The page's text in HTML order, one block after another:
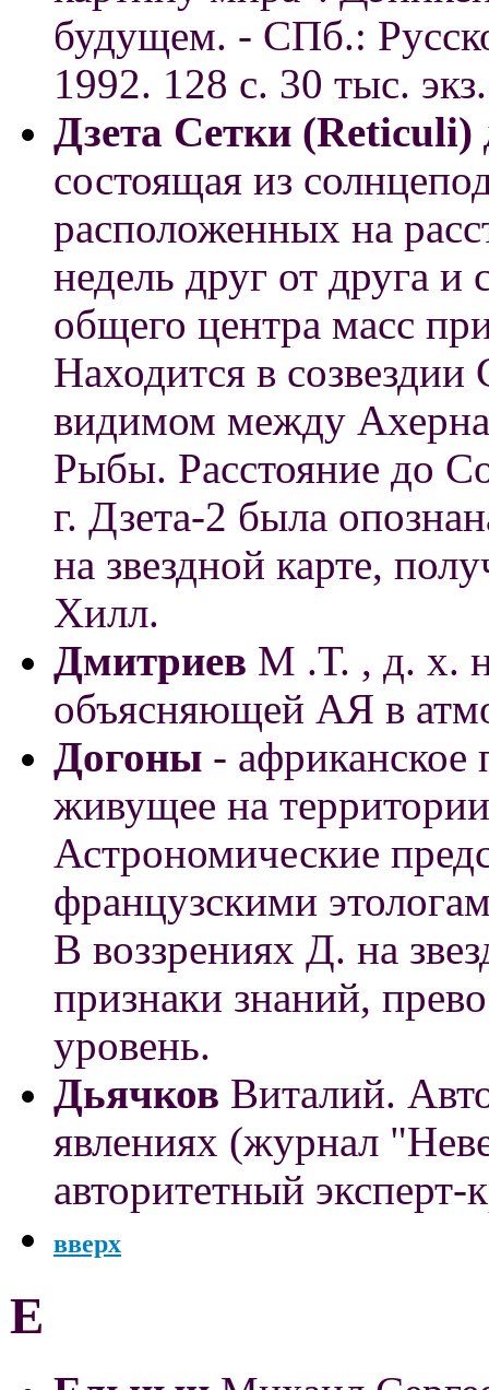
будущем. - СПб.:
1992. 128 с. 30 тыс. экз.
Дзета Сетки (Reticuli)
состоящая из
расположенных на
недель друг от друга
общего центра масс
Находится в
видимом между
Рыбы. Расстояние до
г. Дзета-2 была
на звездной карте,
Хилл.
Дмитриев М .Т. , д. х.
объясняющей АЯ в
Догоны - африканское
живущее на
Астрономические
французскими
В воззрениях Д. на
признаки знаний,
уровень.
Дьячков Виталий.
явлениях (журнал
авторитетный эксперт-
вверх
Е